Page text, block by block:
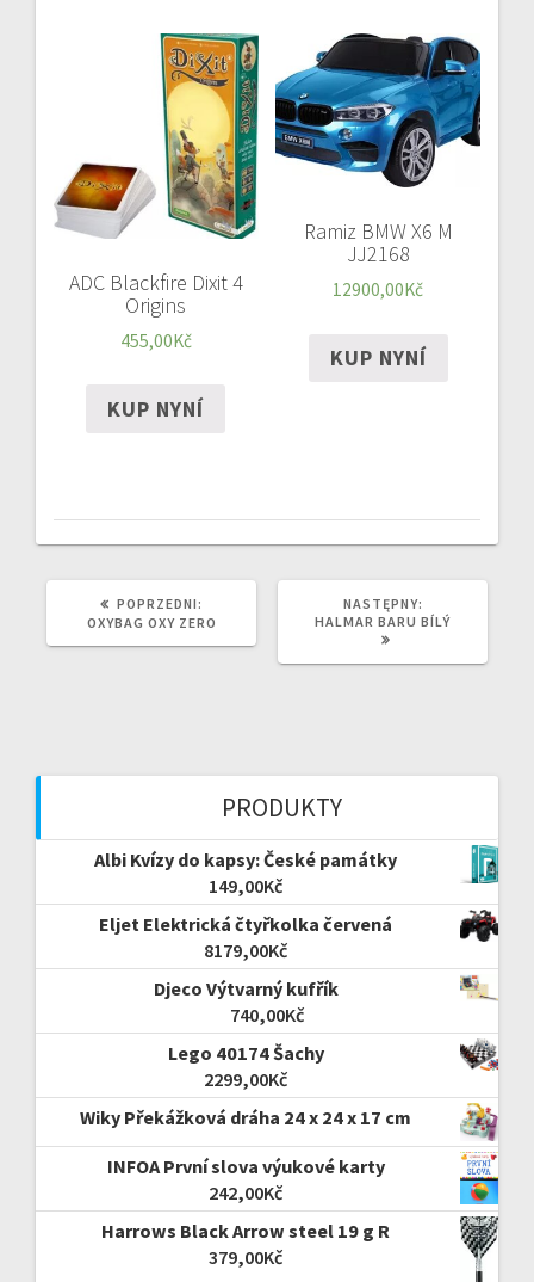
ADC Blackfire Dixit 4
Origins
455,00Kč
KUP NYNÍ
Ramiz BMW X6 M
JJ2168
12900,00Kč
KUP NYNÍ
POPRZEDNI:
WPIS:
OXYBAG OXY ZERO
NASTĘPNY:
WPIS:
HALMAR BARU BÍLÝ
PRODUKTY
Albi Kvízy do kapsy: České památky
149,00Kč
Eljet Elektrická čtyřkolka červená
8179,00Kč
Djeco Výtvarný kufřík
740,00Kč
Lego 40174 Šachy
2299,00Kč
Wiky Překážková dráha 24 x 24 x 17 cm
INFOA První slova výukové karty
242,00Kč
Harrows Black Arrow steel 19 g R
379,00Kč